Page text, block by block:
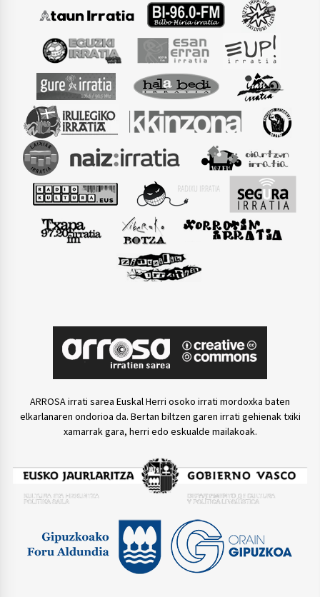
ARROSA irrati sarea Euskal Herri osoko irrati mordoxka baten
elkarlanaren ondorioa da. Bertan biltzen garen irrati gehienak txiki
xamarrak gara, herri edo eskualde mailakoak.